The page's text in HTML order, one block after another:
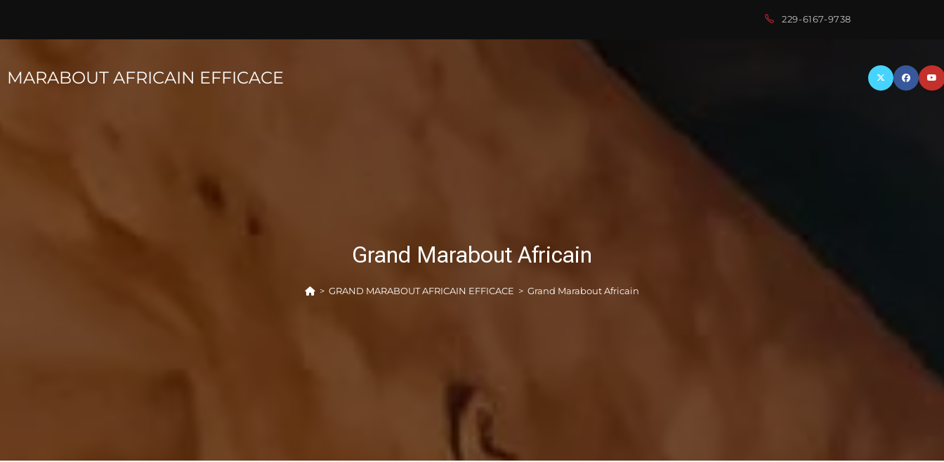
content
229-6167-9738
MARABOUT AFRICAIN EFFICACE
Grand Marabout Africain
> GRAND MARABOUT AFRICAIN EFFICACE > Grand Marabout Africain